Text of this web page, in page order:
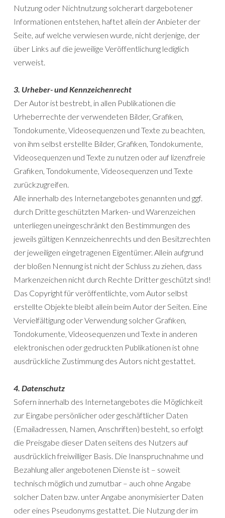
Nutzung oder Nichtnutzung solcherart dargebotener
Informationen entstehen, haftet allein der Anbieter der
Seite, auf welche verwiesen wurde, nicht derjenige, der
über Links auf die jeweilige Veröffentlichung lediglich
verweist.
3. Urheber- und Kennzeichenrecht
Der Autor ist bestrebt, in allen Publikationen die
Urheberrechte der verwendeten Bilder, Grafiken,
Tondokumente, Videosequenzen und Texte zu beachten,
von ihm selbst erstellte Bilder, Grafiken, Tondokumente,
Videosequenzen und Texte zu nutzen oder auf lizenzfreie
Grafiken, Tondokumente, Videosequenzen und Texte
zurückzugreifen.
Alle innerhalb des Internetangebotes genannten und ggf.
durch Dritte geschützten Marken- und Warenzeichen
unterliegen uneingeschränkt den Bestimmungen des
jeweils gültigen Kennzeichenrechts und den Besitzrechten
der jeweiligen eingetragenen Eigentümer. Allein aufgrund
der bloßen Nennung ist nicht der Schluss zu ziehen, dass
Markenzeichen nicht durch Rechte Dritter geschützt sind!
Das Copyright für veröffentlichte, vom Autor selbst
erstellte Objekte bleibt allein beim Autor der Seiten. Eine
Vervielfältigung oder Verwendung solcher Grafiken,
Tondokumente, Videosequenzen und Texte in anderen
elektronischen oder gedruckten Publikationen ist ohne
ausdrückliche Zustimmung des Autors nicht gestattet.
4. Datenschutz
Sofern innerhalb des Internetangebotes die Möglichkeit
zur Eingabe persönlicher oder geschäftlicher Daten
(Emailadressen, Namen, Anschriften) besteht, so erfolgt
die Preisgabe dieser Daten seitens des Nutzers auf
ausdrücklich freiwilliger Basis. Die Inanspruchnahme und
Bezahlung aller angebotenen Dienste ist – soweit
technisch möglich und zumutbar – auch ohne Angabe
solcher Daten bzw. unter Angabe anonymisierter Daten
oder eines Pseudonyms gestattet. Die Nutzung der im